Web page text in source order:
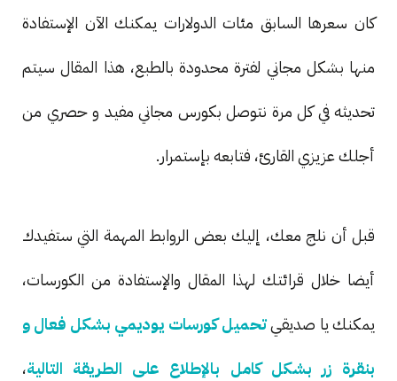
كان سعرها السابق مئات الدولارات يمكنك الآن الإستفادة
منها بشكل مجاني لفترة محدودة بالطبع، هذا المقال سيتم
تحديثه في كل مرة نتوصل بكورس مجاني مفيد و حصري من
أجلك عزيزي القارئ، فتابعه بإستمرار.
قبل أن نلج معك، إليك بعض الروابط المهمة التي ستفيدك
أيضا خلال قرائتك لهذا المقال والإستفادة من الكورسات،
يمكنك يا صديقيتحميل كورسات يوديمي بشكل فعال و
بنقرة زر بشكل كامل بالإطلاع على الطريقة التالية،